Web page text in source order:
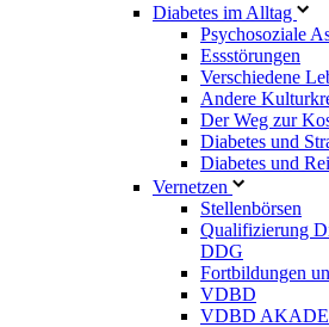
Diabetes im Alltag
Psychosoziale
Essstörungen
Verschiedene
Andere
Der Weg zur
Diabetes und
Diabetes und
Vernetzen
Stellenbörsen
Qualifizierung
DDG
Fortbildungen
VDBD
VDBD